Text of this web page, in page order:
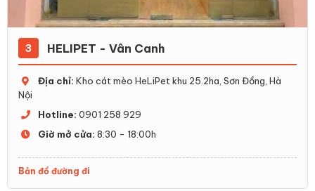
3 HELIPET - Vân Canh
Địa chỉ: Kho cát mèo HeLiPet khu 25.2ha, Sơn Đồng, Hà
Nội
Hotline: 0901 258 929
Giờ mở cửa: 8:30 - 18:00h
Bản đồ đường đi